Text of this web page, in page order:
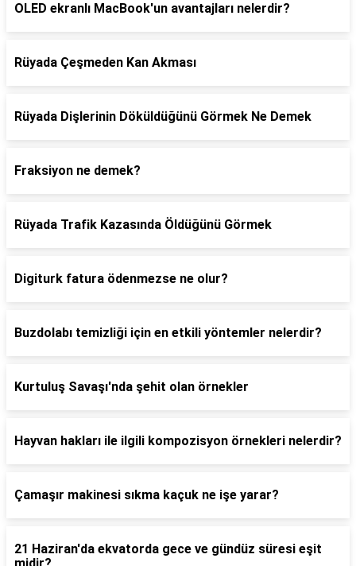
OLED ekranlı MacBook'un avantajları nelerdir?
Rüyada Çeşmeden Kan Akması
Rüyada Dişlerinin Döküldüğünü Görmek Ne Demek
Fraksiyon ne demek?
Rüyada Trafik Kazasında Öldüğünü Görmek
Digiturk fatura ödenmezse ne olur?
Buzdolabı temizliği için en etkili yöntemler nelerdir?
Kurtuluş Savaşı'nda şehit olan örnekler
Hayvan hakları ile ilgili kompozisyon örnekleri nelerdir?
Çamaşır makinesi sıkma kaçuk ne işe yarar?
21 Haziran'da ekvatorda gece ve gündüz süresi eşit